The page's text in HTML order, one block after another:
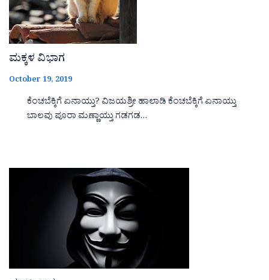
ಮಕ್ಕಳ ವಿಭಾಗ
October 19, 2019
ಕೆಂಚಬೆಕ್ಕಿಗೆ ಏನಾಯ್ತು? ವಿಜಯಶ್ರೀ ಹಾಲಾಡಿ ಕೆಂಚಬೆಕ್ಕಿಗೆ ಏನಾಯ್ತು
ಬಾಲವು ಪೂರಾ ಮಣ್ಣಾಯ್ತು ಗಡಗಡ…